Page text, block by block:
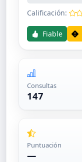
Calificación:
Fiable
Consultas
147
Puntuación
—